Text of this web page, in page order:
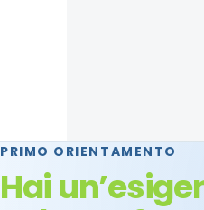
PRIMO ORIENTAMENTO
Hai